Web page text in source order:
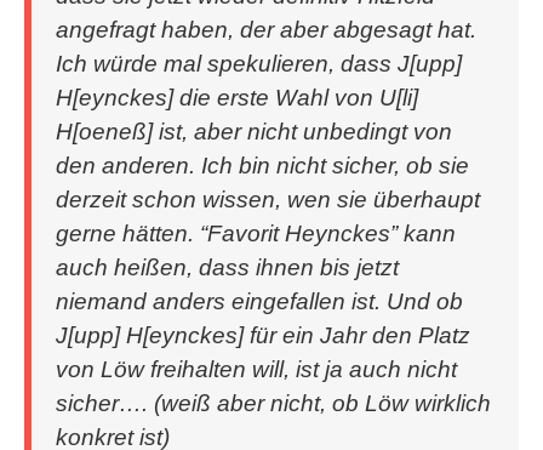
angefragt haben, der aber abgesagt hat.
Ich würde mal spekulieren, dass J[upp]
H[eynckes] die erste Wahl von U[li]
H[oeneß] ist, aber nicht unbedingt von
den anderen. Ich bin nicht sicher, ob sie
derzeit schon wissen, wen sie überhaupt
gerne hätten. “Favorit Heynckes” kann
auch heißen, dass ihnen bis jetzt
niemand anders eingefallen ist. Und ob
J[upp] H[eynckes] für ein Jahr den Platz
von Löw freihalten will, ist ja auch nicht
sicher…. (weiß aber nicht, ob Löw wirklich
konkret ist)